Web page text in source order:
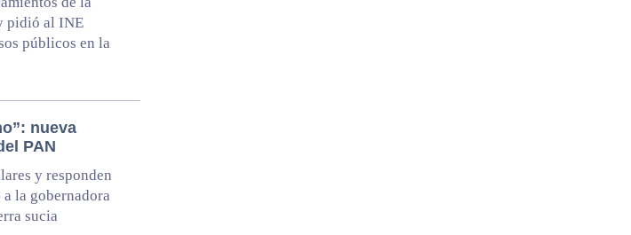
pidió al INE
públicos en la
nueva
PAN
y responden
la gobernadora
sucia